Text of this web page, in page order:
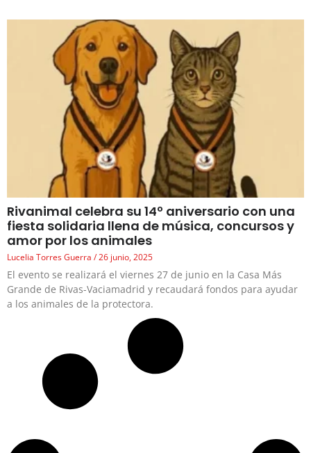
Rivanimal celebra su 14º aniversario con una
fiesta solidaria llena de música, concursos y
amor por los animales
Lucelia Torres Guerra 26 junio, 2025
El evento se realizará el viernes 27 de junio en la Casa Más
Grande de Rivas-Vaciamadrid y recaudará fondos para ayudar
a los animales de la protectora.